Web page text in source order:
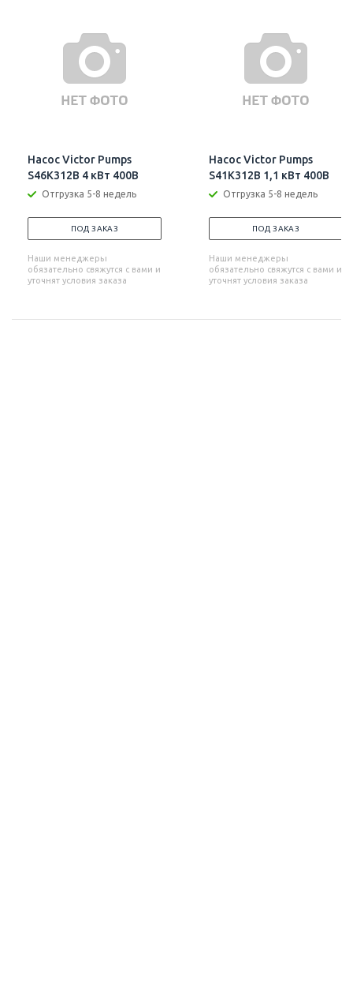
Насос Victor Pumps
S46K312B 4 кВт 400В
Отгрузка 5-8 недель
ПОД ЗАКАЗ
Наши менеджеры
обязательно свяжутся с вами и
уточнят условия заказа
Насос Victor Pumps
S41K312B 1,1 кВт 400В
Отгрузка 5-8 недель
ПОД ЗАКАЗ
Наши менеджеры
обязательно свяжутся с вами и
уточнят условия заказа